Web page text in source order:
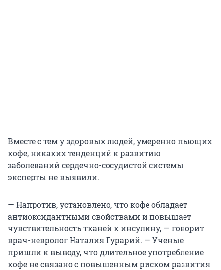
Вместе с тем у здоровых людей, умеренно пьющих
кофе, никаких тенденций к развитию
заболеваний сердечно-сосудистой системы
эксперты не выявили.
— Напротив, установлено, что кофе обладает
антиоксидантными свойствами и повышает
чувствительность тканей к инсулину, — говорит
врач-невролог Наталия Гурарий. — Ученые
пришли к выводу, что длительное употребление
кофе не связано с повышенным риском развития